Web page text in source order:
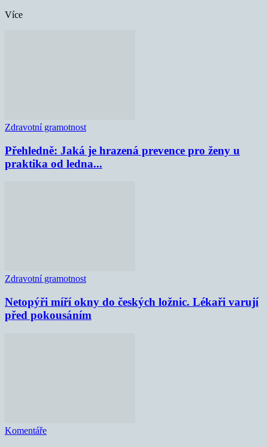
Více
Zdravotní gramotnost
Přehledně: Jaká je hrazená prevence pro ženy u
praktika od ledna...
Zdravotní gramotnost
Netopýři míří okny do českých ložnic. Lékaři varují
před pokousáním
Komentáře